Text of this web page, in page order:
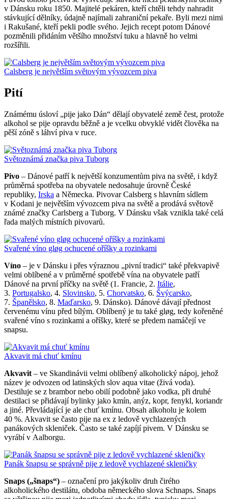
v Dánsku roku 1850. Majitelé pekáren, kteří chtěli tehdy nahradit
stávkující dělníky, údajně najímali zahraniční pekaře. Byli mezi nimi
i Rakušané, kteří pekli podle svého. Jejich recept potom Dánové
pozměnili přidáním většího množství tuku a hlavně ho velmi
rozšířili.
Calsberg je největším světovým vývozcem piva
Pití
Známému úsloví „pije jako Dán“ dělají obyvatelé země čest, protože
alkohol se pije opravdu běžně a je vcelku obvyklé vidět člověka na
pěší zóně s láhví piva v ruce.
Světoznámá značka piva Tuborg
Pivo – Dánové patří k největší konzumentům piva na světě, i když
průměrná spotřeba na obyvatele nedosahuje úrovně České
republiky, Irska a Německa. Pivovar Calsberg s hlavním sídlem
v Kodani je největším vývozcem piva na světě a prodává světově
známé značky Carlsberg a Tuborg. V Dánsku však vznikla také celá
řada malých místních pivovarů.
Svařené víno gløg ochucené oříšky a rozinkami
Víno – je v Dánsku i přes výraznou „pivní tradici“ také překvapivě
velmi oblíbené a v průměrné spotřebě vína na obyvatele patří
Dánové na první příčky na světě (1. Francie, 2. Itálie,
3. Portugalsko, 4. Slovinsko, 5. Chorvatsko, 6. Švýcarsko,
7. Španělsko, 8. Maďarsko, 9. Dánsko). Dánové dávají přednost
červenému vínu před bílým. Oblíbený je tu také gløg, tedy kořeněné
svařené víno s rozinkami a oříšky, které se předem namáčejí ve
snapsu.
Akvavit má chuť kmínu
Akvavit – ve Skandinávii velmi oblíbený alkoholický nápoj, jehož
název je odvozen od latinských slov aqua vitae (živá voda).
Destiluje se z brambor nebo obilí podobně jako vodka, při druhé
destilaci se přidávají bylinky jako kmín, anýz, kopr, fenykl, koriandr
a jiné. Převládající je ale chuť kmínu. Obsah alkoholu je kolem
40 %. Akvavit se často pije na ex z ledově vychlazených
panákových skleniček. Často se také zapíjí pivem. V Dánsku se
vyrábí v Aalborgu.
Panák šnapsu se správně pije z ledově vychlazené skleničky
Snaps („šnaps“) – označení pro jakýkoliv druh čirého
alkoholického destilátu, obdoba německého slova Schnaps. Snaps